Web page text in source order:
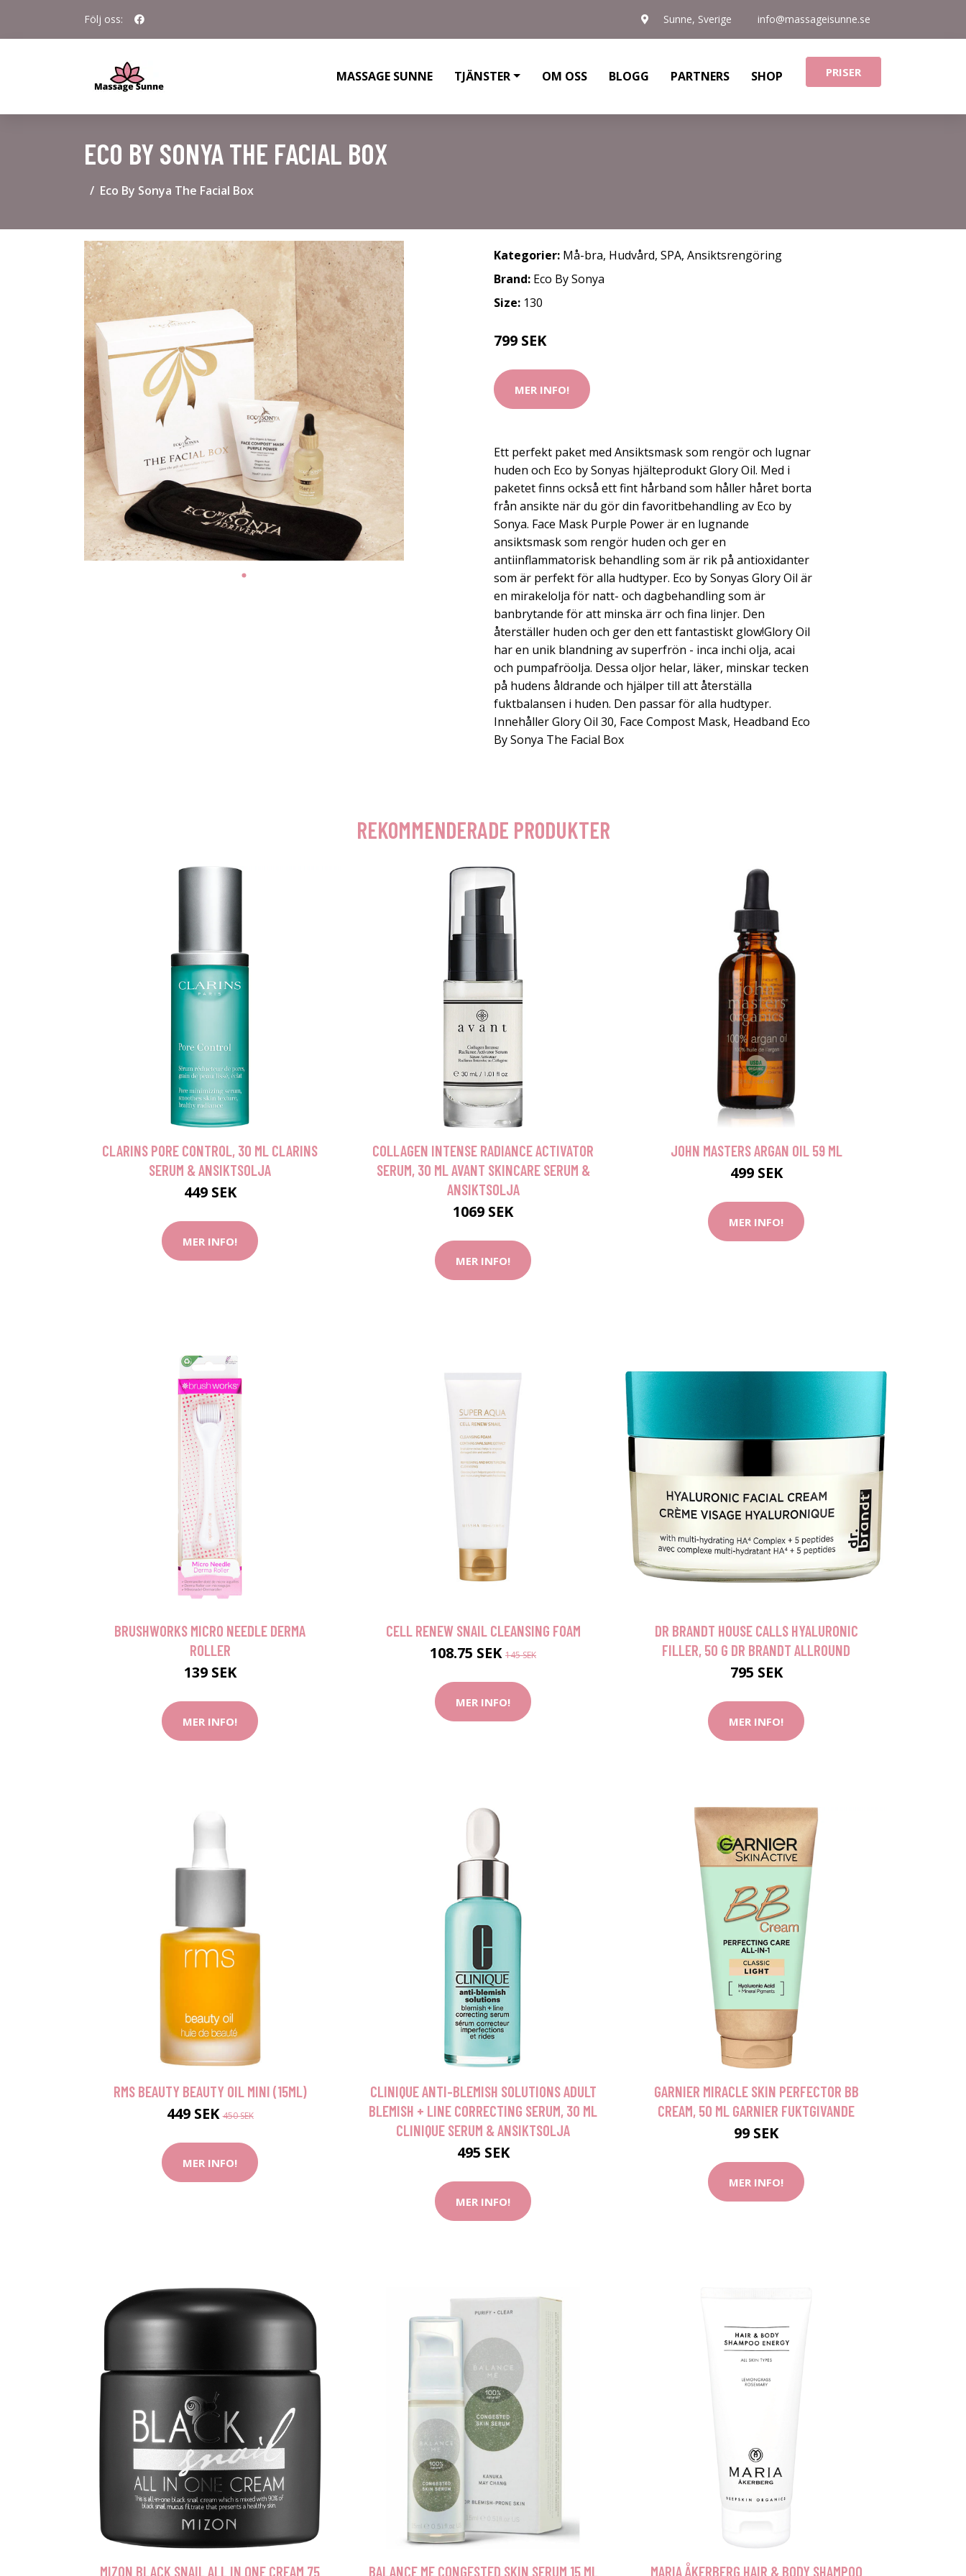
Följ oss: Sunne, Sverige info@massageisunne.se
MASSAGE SUNNE TJÄNSTER OM OSS BLOGG PARTNERS SHOP PRISER
ECO BY SONYA THE FACIAL BOX
Eco By Sonya The Facial Box
Kategorier: Må-bra, Hudvård, SPA, Ansiktsrengöring
Brand: Eco By Sonya
Size: 130
799 SEK
MER INFO!
Ett perfekt paket med Ansiktsmask som rengör och lugnar
huden och Eco by Sonyas hjälteprodukt Glory Oil. Med i
paketet finns också ett fint hårband som håller håret borta
från ansikte när du gör din favoritbehandling av Eco by
Sonya. Face Mask Purple Power är en lugnande
ansiktsmask som rengör huden och ger en
antiinflammatorisk behandling som är rik på antioxidanter
som är perfekt för alla hudtyper. Eco by Sonyas Glory Oil är
en mirakelolja för natt- och dagbehandling som är
banbrytande för att minska ärr och fina linjer. Den
återställer huden och ger den ett fantastiskt glow!Glory Oil
har en unik blandning av superfrön - inca inchi olja, acai
och pumpafröolja. Dessa oljor helar, läker, minskar tecken
på hudens åldrande och hjälper till att återställa
fuktbalansen i huden. Den passar för alla hudtyper.
Innehåller Glory Oil 30, Face Compost Mask, Headband Eco
By Sonya The Facial Box
REKOMMENDERADE PRODUKTER
CLARINS PORE CONTROL, 30 ML CLARINS
SERUM & ANSIKTSOLJA
449 SEK
MER INFO!
COLLAGEN INTENSE RADIANCE ACTIVATOR
SERUM, 30 ML AVANT SKINCARE SERUM &
ANSIKTSOLJA
1069 SEK
MER INFO!
JOHN MASTERS ARGAN OIL 59 ML
499 SEK
MER INFO!
BRUSHWORKS MICRO NEEDLE DERMA
ROLLER
139 SEK
MER INFO!
CELL RENEW SNAIL CLEANSING FOAM
108.75 SEK 145 SEK
MER INFO!
DR BRANDT HOUSE CALLS HYALURONIC
FILLER, 50 G DR BRANDT ALLROUND
795 SEK
MER INFO!
RMS BEAUTY BEAUTY OIL MINI (15ML)
449 SEK450 SEK
MER INFO!
CLINIQUE ANTI-BLEMISH SOLUTIONS ADULT
BLEMISH + LINE CORRECTING SERUM, 30 ML
CLINIQUE SERUM & ANSIKTSOLJA
495 SEK
MER INFO!
GARNIER MIRACLE SKIN PERFECTOR BB
CREAM, 50 ML GARNIER FUKTGIVANDE
99 SEK
MER INFO!
MIZON BLACK SNAIL ALL IN ONE CREAM 75 BALANCE ME CONGESTED SKIN SERUM 15 ML MARIA ÅKERBERG HAIR & BODY SHAMPOO